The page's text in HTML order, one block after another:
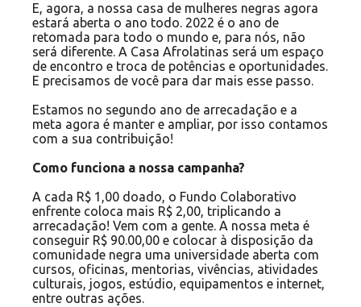
E, agora, a nossa casa de mulheres negras agora
estará aberta o ano todo. 2022 é o ano de
retomada para todo o mundo e, para nós, não
será diferente. A Casa Afrolatinas será um espaço
de encontro e troca de potências e oportunidades.
E precisamos de você para dar mais esse passo.
Estamos no segundo ano de arrecadação e a
meta agora é manter e ampliar, por isso contamos
com a sua contribuição!
Como funciona a nossa campanha?
A cada R$ 1,00 doado, o Fundo Colaborativo
enfrente coloca mais R$ 2,00, triplicando a
arrecadação! Vem com a gente. A nossa meta é
conseguir R$ 90.00,00 e colocar à disposição da
comunidade negra uma universidade aberta com
cursos, oficinas, mentorias, vivências, atividades
culturais, jogos, estúdio, equipamentos e internet,
entre outras ações.